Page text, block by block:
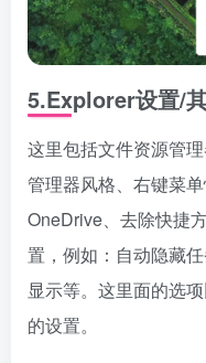
5.Explorer设置/
这里包括文件资源管
管理器风格、右键菜
OneDrive、去除快捷
置，例如：自动隐藏
显示等。这里面的选
的设置。